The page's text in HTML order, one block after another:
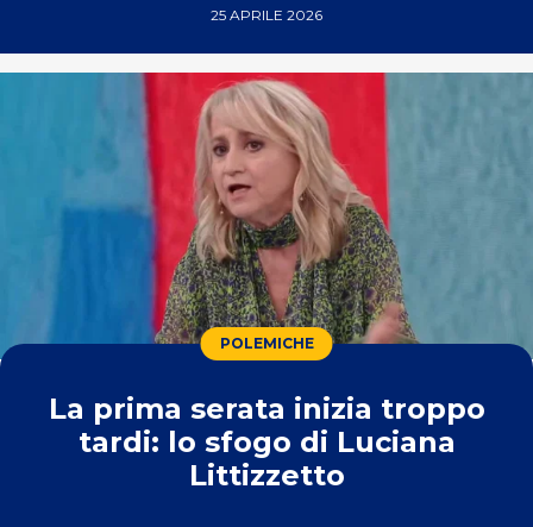
25 APRILE 2026
POLEMICHE
La prima serata inizia troppo
tardi: lo sfogo di Luciana
Littizzetto